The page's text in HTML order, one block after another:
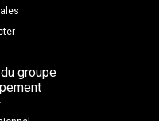
groupe